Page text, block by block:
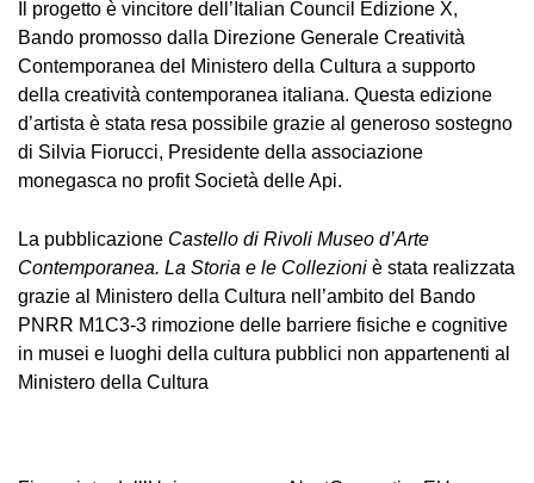
Il progetto è vincitore dell’Italian Council Edizione X,
Bando promosso dalla Direzione Generale Creatività
Contemporanea del Ministero della Cultura a supporto
della creatività contemporanea italiana. Questa edizione
d’artista è stata resa possibile grazie al generoso sostegno
di Silvia Fiorucci, Presidente della associazione
monegasca no profit Società delle Api.
La pubblicazione Castello di Rivoli Museo d’Arte
Contemporanea. La Storia e le Collezioni è stata realizzata
grazie al Ministero della Cultura nell’ambito del Bando
PNRR M1C3-3 rimozione delle barriere fisiche e cognitive
in musei e luoghi della cultura pubblici non appartenenti al
Ministero della Cultura